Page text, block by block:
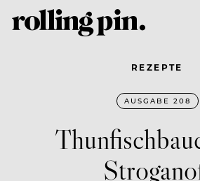
REZEPTE
AUSGABE 208